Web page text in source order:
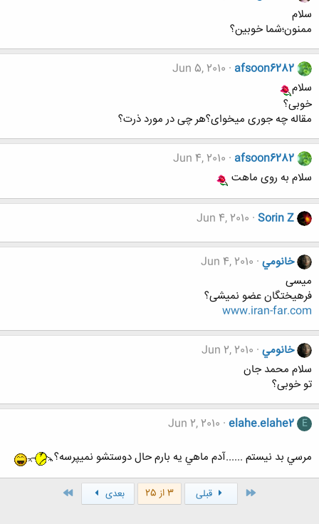
سلام
ممنون؛شما خوبین؟
afsoon6282
Jun 5, 2010
سلام
خوبی؟
مقاله چه جوری میخوای؟هر چی در مورد ذرت؟
afsoon6282
Jun 4, 2010
سلام به روی ماهت
Sorin Z
Jun 4, 2010
خانومي Jun 4, 2010
میسی
فرهیختگان عضو نمیشی؟
www.iran-far.com
خانومي Jun 2, 2010
سلام محمد جان
تو خوبی؟
E
elahe.elahe2
Jun 2, 2010
مرسي بد نيستم ......آدم ماهي يه بارم حال دوستشو نميپرسه؟
قبلی 3 از 25 بعدی